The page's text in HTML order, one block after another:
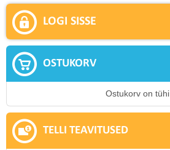
LOGI SISSE
OSTUKORV
Ostukorv on tühi
TELLI TEAVITUSED